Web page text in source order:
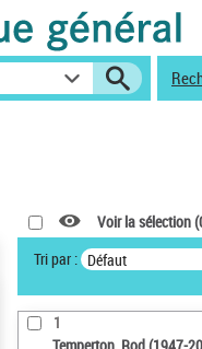
Voir la sélection (
Tri par : Défaut
1